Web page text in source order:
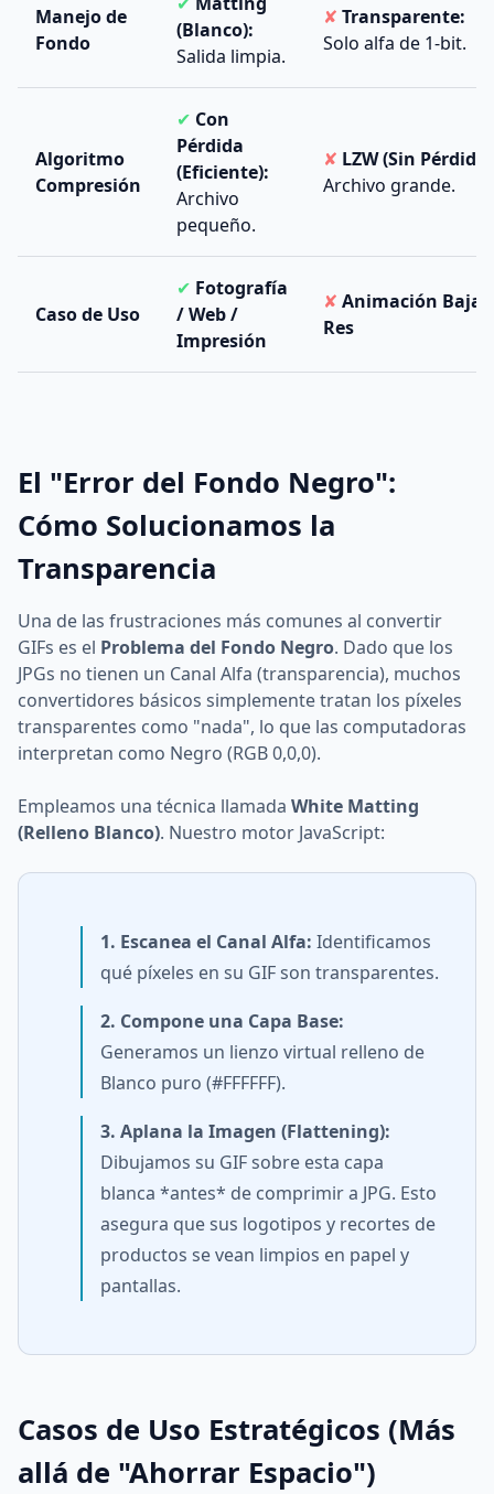
Manejo de
Fondo
(Blanco):
Salida limpia.
✘ Transparente:
Solo alfa de 1-bit.
Algoritmo
Compresión
✔ Con
Pérdida
(Eficiente):
Archivo
pequeño.
✘ LZW (Sin
Archivo grande.
Caso de Uso
✔ Fotografía
/ Web /
Impresión
✘ Animación Baja
Res
El "Error del Fondo Negro":
Cómo Solucionamos la
Transparencia
Una de las frustraciones más comunes al convertir
GIFs es el Problema del Fondo Negro. Dado que los
JPGs no tienen un Canal Alfa (transparencia), muchos
convertidores básicos simplemente tratan los píxeles
transparentes como "nada", lo que las computadoras
interpretan como Negro (RGB 0,0,0).
Empleamos una técnica llamada White Matting
(Relleno Blanco). Nuestro motor JavaScript:
1. Escanea el Canal Alfa: Identificamos
qué píxeles en su GIF son transparentes.
2. Compone una Capa Base:
Generamos un lienzo virtual relleno de
Blanco puro (#FFFFFF).
3. Aplana la Imagen (Flattening):
Dibujamos su GIF sobre esta capa
blanca *antes* de comprimir a JPG. Esto
asegura que sus logotipos y recortes de
productos se vean limpios en papel y
pantallas.
Casos de Uso Estratégicos (Más
allá de "Ahorrar Espacio")